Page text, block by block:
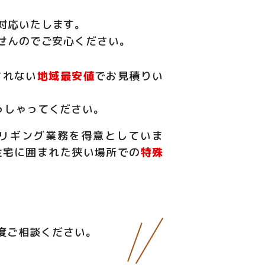
応いたします。
のでご安心ください。
ない地域最安値でお見積りい
ゃってください。
ギング業務を得意としていま
に囲まれた狭い場所での特殊
相談ください。